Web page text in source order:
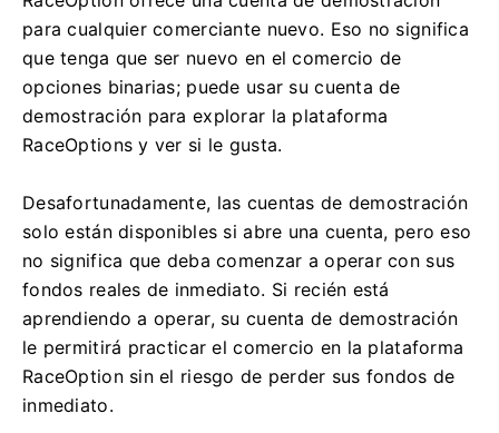
para cualquier comerciante nuevo. Eso no significa
que tenga que ser nuevo en el comercio de
opciones binarias; puede usar su cuenta de
demostración para explorar la plataforma
RaceOptions y ver si le gusta.
Desafortunadamente, las cuentas de demostración
solo están disponibles si abre una cuenta, pero eso
no significa que deba comenzar a operar con sus
fondos reales de inmediato. Si recién está
aprendiendo a operar, su cuenta de demostración
le permitirá practicar el comercio en la plataforma
RaceOption sin el riesgo de perder sus fondos de
inmediato.